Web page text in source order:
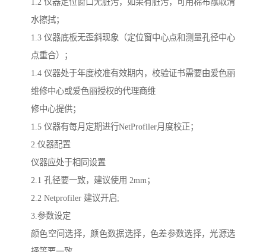
1.2 仪器定位窗口无脏污，如果有脏污，可用棉布蘸取清
水擦拭；
1.3 仪器底板无歪斜现象（定位窗中心点和测量孔径中心
点重合）；
1.4 仪器处于年度校准有效期内，校验证书需要由爱色丽
维修中心或爱色丽授权的代理商维
修中心提供；
1.5 仪器有每月定期进行NetProfiler月度校正；
2.仪器配置
仪器应处于相同设置
2.1 孔径要一致，建议使用 2mm；
2.2 Netprofiler 建议开启;
3.参数设定
颜色空间选择，颜色数据选择，色差参数选择，光源选